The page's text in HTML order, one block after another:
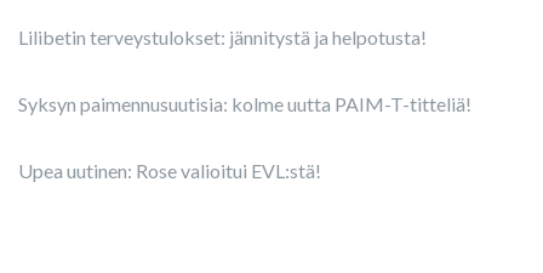
Lilibetin terveystulokset: jännitystä ja helpotusta!
Syksyn paimennusuutisia: kolme uutta PAIM-T-titteliä!
Upea uutinen: Rose valioitui EVL:stä!